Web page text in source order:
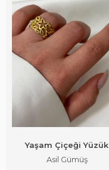
Yaşam Çiçeği Yüzük
Asil Gümüş